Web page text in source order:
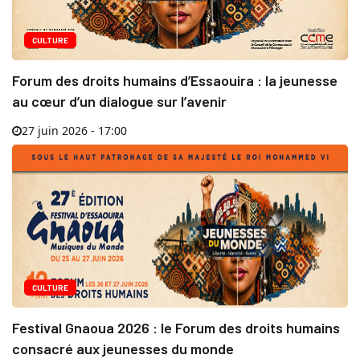
CULTURE
Forum des droits humains d’Essaouira : la jeunesse
au cœur d’un dialogue sur l’avenir
27 juin 2026 - 17:00
CULTURE
Festival Gnaoua 2026 : le Forum des droits humains
consacré aux jeunesses du monde